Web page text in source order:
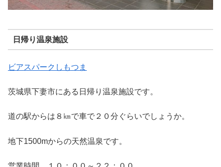
日帰り温泉施設
ビアスパークしもつま
茨城県下妻市にある日帰り温泉施設です。
道の駅からは８㎞で車で２０分ぐらいでしょうか。
地下1500mからの天然温泉です。